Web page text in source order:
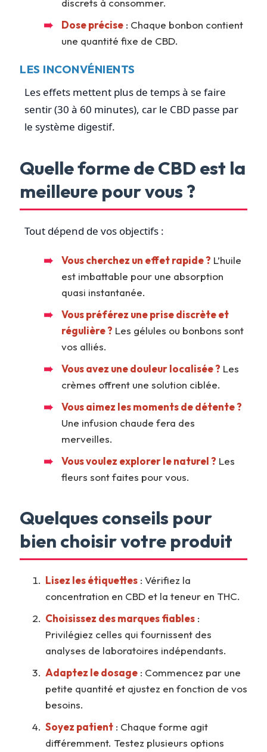
discrets à consommer.
Dose précise : Chaque bonbon contient
une quantité fixe de CBD.
LES INCONVÉNIENTS
Les effets mettent plus de temps à se faire
sentir (30 à 60 minutes), car le CBD passe par
le système digestif.
Quelle forme de CBD est la
meilleure pour vous ?
Tout dépend de vos objectifs :
Vous cherchez un effet rapide ? L’huile
est imbattable pour une absorption
quasi instantanée.
Vous préférez une prise discrète et
régulière ? Les gélules ou bonbons sont
vos alliés.
Vous avez une douleur localisée ? Les
crèmes offrent une solution ciblée.
Vous aimez les moments de détente ?
Une infusion chaude fera des
merveilles.
Vous voulez explorer le naturel ? Les
fleurs sont faites pour vous.
Quelques conseils pour
bien choisir votre produit
Lisez les étiquettes : Vérifiez la
concentration en CBD et la teneur en THC.
Choisissez des marques fiables :
Privilégiez celles qui fournissent des
analyses de laboratoires indépendants.
Adaptez le dosage : Commencez par une
petite quantité et ajustez en fonction de vos
besoins.
Soyez patient : Chaque forme agit
différemment. Testez plusieurs options